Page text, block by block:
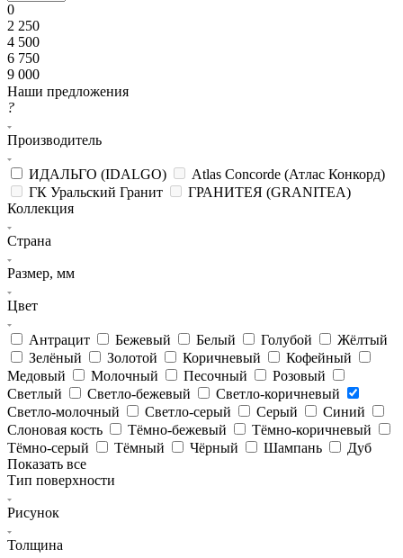
0
2 250
4 500
6 750
9 000
Наши предложения
?
Производитель
ИДАЛЬГО (IDALGO)
Atlas Concorde (Атлас Конкорд)
ГК Уральский Гранит
ГРАНИТЕЯ (GRANITEA)
Коллекция
Страна
Размер, мм
Цвет
Антрацит Бежевый Белый Голубой
Жёлтый
Зелёный
Золотой Коричневый
Кофейный
Медовый
Молочный Песочный
Розовый
Светлый
Светло-бежевый
Светло-коричневый
Светло-молочный
Светло-серый Серый
Синий
Слоновая кость
Тёмно-бежевый
Тёмно-коричневый
Тёмно-серый
Тёмный Чёрный Шампань
Дуб
Показать все
Тип поверхности
Рисунок
Толщина